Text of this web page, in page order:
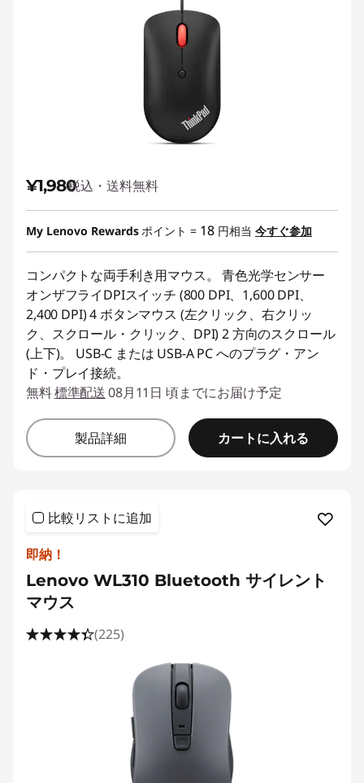
¥1,980税込・送料無料
My Lenovo Rewardsポイント = 18 円相当 今すぐ参加
コンパクトな両手利き用マウス。 青色光学センサー
オンザフライDPIスイッチ (800 DPI、1,600 DPI、
2,400 DPI) 4 ボタンマウス (左クリック、右クリッ
ク、スクロール・クリック、DPI) 2 方向のスクロール
(上下)。 USB-C または USB-A PC へのプラグ・アン
ド・プレイ接続。
無料標準配送08月11日 頃までにお届け予定
製品詳細 カートに入れる
比較リストに追加
即納！
Lenovo WL310 Bluetooth サイレント
マウス
(225)